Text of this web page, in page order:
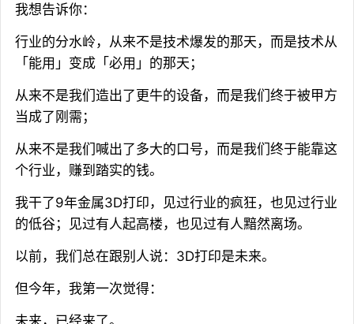
我想告诉你：
行业的分水岭，从来不是技术爆发的那天，而是技术从
「能用」变成「必用」的那天；
从来不是我们造出了更牛的设备，而是我们终于被甲方
当成了刚需；
从来不是我们喊出了多大的口号，而是我们终于能靠这
个行业，赚到踏实的钱。
我干了9年金属3D打印，见过行业的疯狂，也见过行业
的低谷；见过有人起高楼，也见过有人黯然离场。
以前，我们总在跟别人说：3D打印是未来。
但今年，我第一次觉得：
未来，已经来了。